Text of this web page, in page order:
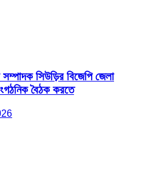
সিউড়ির বিজেপি জেলা
বৈঠক করতে